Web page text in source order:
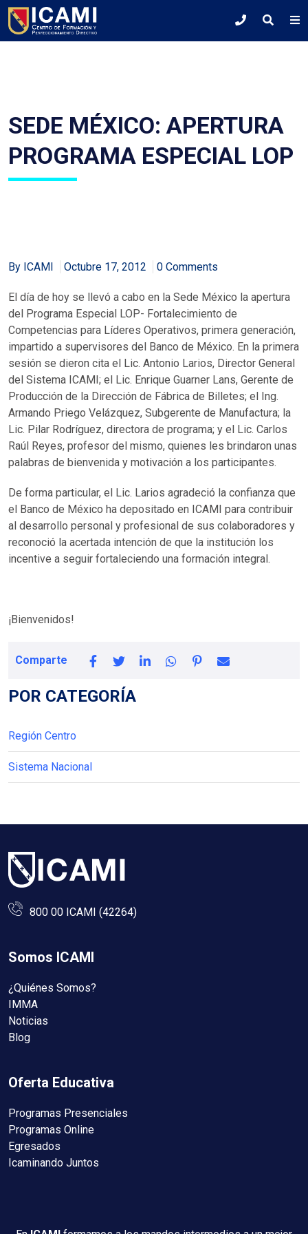
SEDE MÉXICO: APERTURA
PROGRAMA ESPECIAL LOP
By ICAMI Octubre 17, 2012 0 Comments
El día de hoy se llevó a cabo en la Sede México la apertura
del Programa Especial LOP- Fortalecimiento de
Competencias para Líderes Operativos, primera generación,
impartido a supervisores del Banco de México. En la primera
sesión se dieron cita el Lic. Antonio Larios, Director General
del Sistema ICAMI; el Lic. Enrique Guarner Lans, Gerente de
Producción de la Dirección de Fábrica de Billetes; el Ing.
Armando Priego Velázquez, Subgerente de Manufactura; la
Lic. Pilar Rodríguez, directora de programa; y el Lic. Carlos
Raúl Reyes, profesor del mismo, quienes les brindaron unas
palabras de bienvenida y motivación a los participantes.
De forma particular, el Lic. Larios agradeció la confianza que
el Banco de México ha depositado en ICAMI para contribuir
al desarrollo personal y profesional de sus colaboradores y
reconoció la acertada intención de que la institución los
incentive a seguir fortaleciendo una formación integral.
¡Bienvenidos!
Comparte
POR CATEGORÍA
Región Centro
Sistema Nacional
800 00 ICAMI (42264)
Somos ICAMI
¿Quiénes Somos?
IMMA
Noticias
Blog
Oferta Educativa
Programas Presenciales
Programas Online
Egresados
Icaminando Juntos